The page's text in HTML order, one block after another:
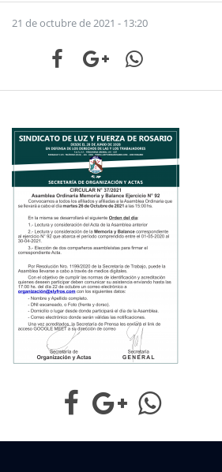
21 de octubre de 2021 - 13:20